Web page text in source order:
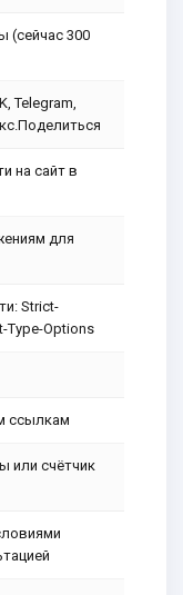
(сейчас 300
Telegram,
на сайт в
для
Strict-
Type-Options
ссылкам
или счётчик